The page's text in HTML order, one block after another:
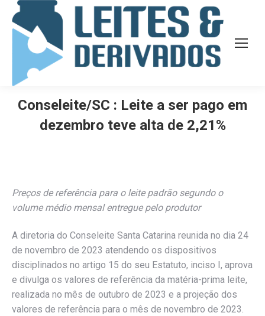
Conseleite/SC : Leite a ser pago em
dezembro teve alta de 2,21%
Preços de referência para o leite padrão segundo o
volume médio mensal entregue pelo produtor
A diretoria do Conseleite Santa Catarina reunida no dia 24
de novembro de 2023 atendendo os dispositivos
disciplinados no artigo 15 do seu Estatuto, inciso I, aprova
e divulga os valores de referência da matéria-prima leite,
realizada no mês de outubro de 2023 e a projeção dos
valores de referência para o mês de novembro de 2023.